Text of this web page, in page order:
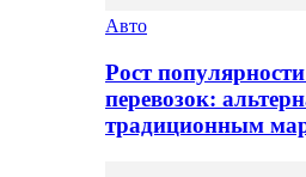
Авто
Рост
перевозок:
традиционным